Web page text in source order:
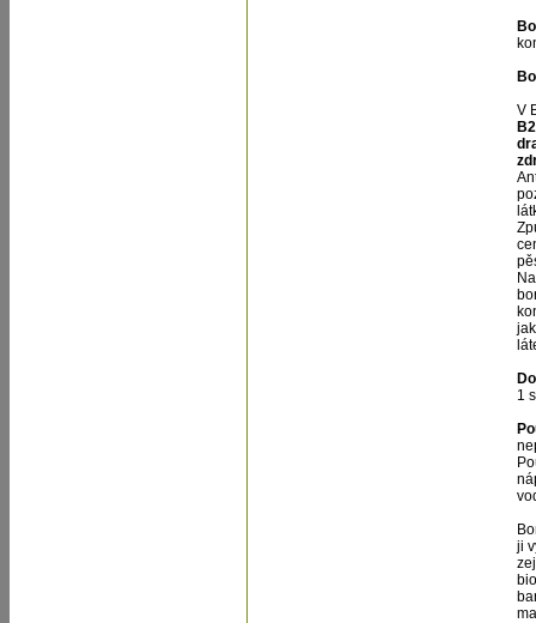
V
1
ji